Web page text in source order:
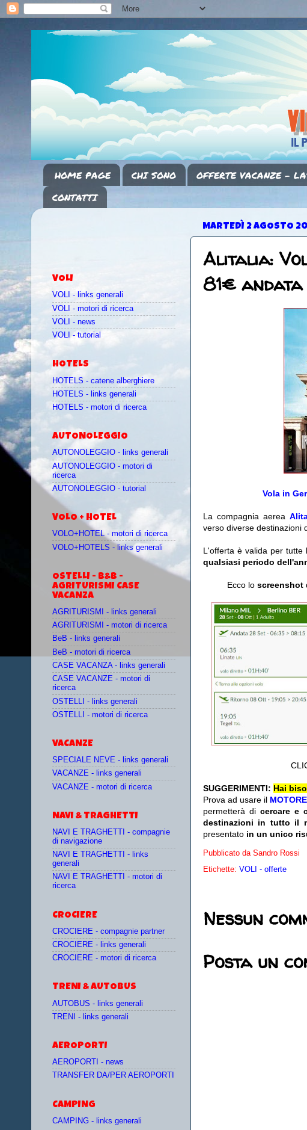
HOME PAGE CHI SONO OFFERTE VACANZE -
CONTATTI
MARTEDÌ 2 AGOSTO
Alitalia:
81€
Vola in
La compagnia aerea
verso diverse destinazioni
L'offerta è valida per tutte
qualsiasi periodo
Ecco lo screenshot
SUGGERIMENTI: Hai
Prova ad usare il
permetterà dicercare e
destinazioni in tutto il
presentato in un unico
Pubblicato da Sandro Rossi
Etichette: VOLI - offerte
Nessun
Posta un
VOLI
VOLI - links generali
VOLI - motori di ricerca
VOLI - news
VOLI - tutorial
HOTELS
HOTELS - catene alberghiere
HOTELS - links generali
HOTELS - motori di ricerca
AUTONOLEGGIO
AUTONOLEGGIO - links generali
AUTONOLEGGIO - motori di
ricerca
AUTONOLEGGIO - tutorial
VOLO + HOTEL
VOLO+HOTEL - motori di ricerca
VOLO+HOTELS - links generali
OSTELLI - B&B -
AGRITURISMI CASE
VACANZA
AGRITURISMI - links generali
AGRITURISMI - motori di ricerca
BeB - links generali
BeB - motori di ricerca
CASE VACANZA - links generali
CASE VACANZE - motori di
ricerca
OSTELLI - links generali
OSTELLI - motori di ricerca
VACANZE
SPECIALE NEVE - links generali
VACANZE - links generali
VACANZE - motori di ricerca
NAVI & TRAGHETTI
NAVI E TRAGHETTI - compagnie
di navigazione
NAVI E TRAGHETTI - links
generali
NAVI E TRAGHETTI - motori di
ricerca
CROCIERE
CROCIERE - compagnie partner
CROCIERE - links generali
CROCIERE - motori di ricerca
TRENI & AUTOBUS
AUTOBUS - links generali
TRENI - links generali
AEROPORTI
AEROPORTI - news
TRANSFER DA/PER AEROPORTI
CAMPING
CAMPING - links generali